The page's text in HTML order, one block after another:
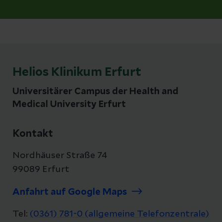
Helios Klinikum Erfurt
Universitärer Campus der Health and
Medical University Erfurt
Kontakt
Nordhäuser Straße 74
99089 Erfurt
Anfahrt auf Google Maps
Tel: (0361) 781-0 (allgemeine Telefonzentrale)